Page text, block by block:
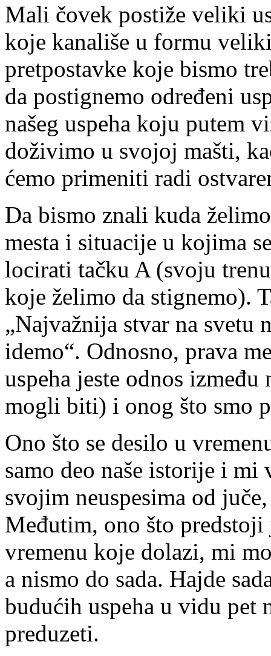
Mali čovek postiže veliki
koje kanališe u formu
pretpostavke koje bismo
da postignemo određeni
našeg uspeha koju putem
doživimo u svojoj mašti,
ćemo primeniti radi
Da bismo znali kuda
mesta i situacije u kojima
locirati tačku A (svoju
koje želimo da stignemo).
„Najvažnija stvar na svetu
idemo“. Odnosno, prava
uspeha jeste odnos
mogli biti) i onog što smo
Ono što se desilo u
samo deo naše istorije i mi
svojim neuspesima od
Međutim, ono što predstoji
vremenu koje dolazi, mi
a nismo do sada. Hajde
budućih uspeha u vidu pet
preduzeti.